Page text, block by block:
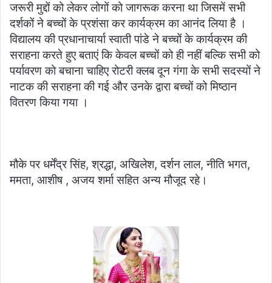
जरूरी मुद्दों को लेकर लोगों को जागरूक करना था जिसमें सभी
दर्शकों ने बच्चों के प्रशंसा कर कार्यक्रम का आनंद लिया है ।
विद्यालय की प्रधानाचार्या स्वाती पांडे ने बच्चों के कार्यक्रम की
सराहना करते हुए बताएं कि केवल बच्चों को ही नहीं बल्कि सभी को
पर्यावरण को बचाना चाहिए रोटरी क्लब दून गंगा के सभी सदस्यों ने
नाटक की सराहना की गई और उनके द्वारा बच्चों को मिष्ठान
वितरण किया गया ।
मौके पर धर्मेंद्र सिंह, श्रद्धा, अखिलेश, दर्शन लाल, नीति भगत,
ममता, आशीष , अजय शर्मा सहित अन्य मौजूद रहे।